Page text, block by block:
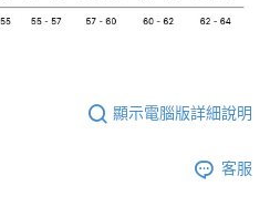
顯示電腦版詳細說明
客服